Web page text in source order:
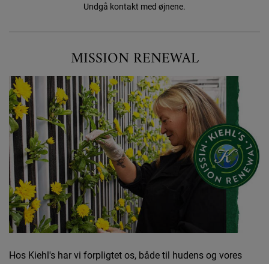
Undgå kontakt med øjnene.
MISSION RENEWAL
Hos Kiehl's har vi forpligtet os, både til hudens og vores